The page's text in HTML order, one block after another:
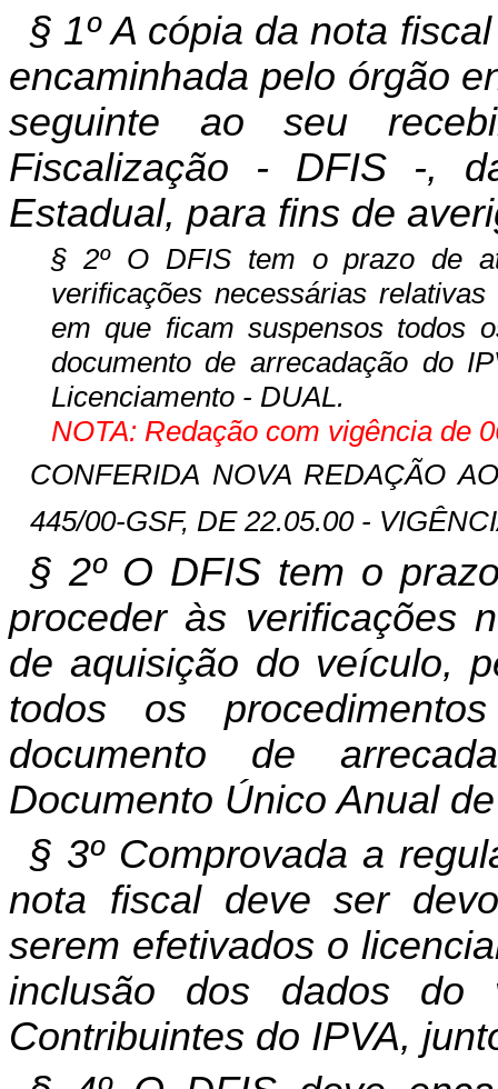
§ 1º A cópia da nota
encaminhada pelo órgão
seguinte ao seu
Fiscalização - DFIS -,
Estadual, para fins de
§ 2º O DFIS tem o prazo de
verificações necessárias
em que ficam suspensos todos
documento de arrecadação do
Licenciamento - DUAL.
NOTA: Redação com vigência de
CONFERIDA NOVA REDAÇÃO
445/00-GSF, DE 22.05.00 -
§ 2º O DFIS tem o
proceder às verificações
de aquisição do veículo,
todos os
documento de
Documento Único Anual
§ 3º Comprovada a
nota fiscal deve ser
serem efetivados o
inclusão dos dados do
Contribuintes do IPVA,